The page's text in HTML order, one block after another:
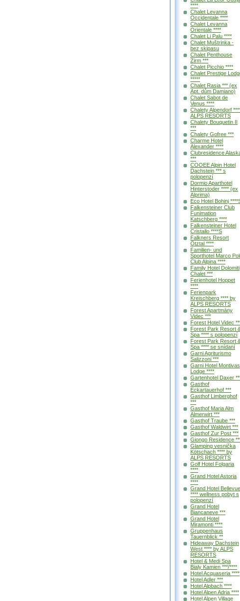
****
Chalet Levanna
Occidentale ****
Chalet Levanna
Orientale ****
Chalet Li Palu ****
Chalet Muštrinka -
bez skipasu
Chalet Penthouse
Zirm ***
Chalet Picchio ****
Chalet Prestige
*****
Chalet Rasia *** (ex
Apt. dům Damiano)
Chalet Sabot de
Venus ****
Chalety Alpendorf
ALPS RESORTS
Chalety Bouquetin II
***
Chalety Gofree ***
Charme Hotel
Alexander ****
Clubresidence
***
COOEE Alpin Hotel
Dachstein *** s
polopenzí
Dormio Aparthotel
Hinterstoder **** (ex
Alprima)
Eco Hotel Bohinj
Falkensteiner Club
Funimation
Katschberg ****
Falkensteiner Hotel
Cristallo ****S
Falkners Resort
Ötztal ****
Familien- und
Sporthotel Marco
Club Alpina ****
Family Hotel Dolomiti
Chalet ***
Ferienhotel Hoppet
****
Ferienpark
Kreischberg **** by
ALPS RESORTS
Forest Apartmány
Videc ***
Forest Hotel Videc
Forest Park Resort
Spa **** s polopenzí
Forest Park Resort
Spa **** se snídaní
Garni Agriturismo
Salizzoni ***
Garni Hotel Montivas
Lodge ****
Gartenhotel Daxer
Gasthof
Eckartauerhof ***
Gasthof Limberghof
***
Gasthof Maria Alm
Almerwirt ***
Gasthof Traube ***
Gasthof Waldwirt ***
Gasthof Zur Post ***
Giongo Residence
Glamping vesnička
Kötschach **** by
ALPS RESORTS
Golf Hotel Folgaria
****
Grand Hotel Astoria
****
Grand Hotel Bellevue
**** wellness pobyt s
polopenzí
Grand Hotel
Biancaneve ***
Grand Hotel
Miramonti ****
Gruppenhaus
Tauernblick **
Hideaway Dachstein
West **** by ALPS
RESORTS
Hotel & Medi Spa
Bialy Kamien ***/****
Hotel Acquaseria ****
Hotel Adler ***
Hotel Alpbach ****
Hotel Alpen Adria ****
Hotel Alpen Village